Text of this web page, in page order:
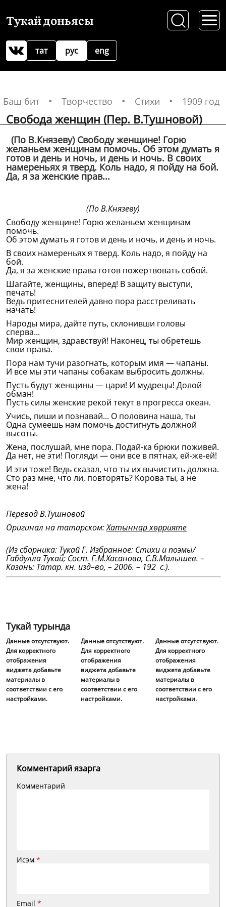
Тукай доньясы
рус
тат eng
Баш бит Творчество Стихи 1909 год
Свобода женщин (Пер. В.Тушновой)
(По В.Князеву) Свободу женщине! Горю
желаньем женщинам помочь. Об этом думать я
готов и день и ночь, и день и ночь. В своих
намереньях я тверд. Коль надо, я пойду на бой.
Да, я за женские прав...
(По В.Князеву)
Свободу женщине! Горю желаньем женщинам
помочь.
Об этом думать я готов и день и ночь, и день и ночь.
В своих намереньях я тверд. Коль надо, я пойду на
бой.
Да, я за женские права готов пожертвовать собой.
Шагайте, женщины, вперед! В защиту выступи,
печать!
Ведь притеснителей давно пора расстреливать
начать!
Народы мира, дайте путь, склонивши головы
сперва...
Мир женщин, здравствуй! Наконец, ты обретешь
свои права.
Пора нам тучи разогнать, которым имя — чапаны.
И все мы эти чапаны собакам выбросить должны.
Пусть будут женщины — цари! И мудрецы! Долой
обман!
Пусть силы женские рекой текут в прогресса океан.
Учись, пиши и познавай... О половина наша, ты
Одна сумеешь нам помочь достигнуть должной
высоты.
Жена, послушай, мне пора. Подай-ка брюки поживей.
Да нет, не эти! Погляди — они все в пятнах, ей-же-ей!
И эти тоже! Ведь сказал, что ты их вычистить должна.
Сто раз мне, что ли, повторять? Корова ты, а не
жена!
Перевод В.Тушновой
Оригинал на татарском:Хатыннар хөррияте
(Из сборника: Тукай Г. Избранное: Стихи и поэмы/
Габдулла Тукай; Сост. Г.М.Хасанова, С.В.Малышев. –
Казань: Татар. кн. изд–во, – 2006. – 192 с.).
Тукай турында
Данные отсутствуют.
Для корректного
отображения
виджета добавьте
материалы в
соответствии с его
настройками.
Данные отсутствуют.
Для корректного
отображения
виджета добавьте
материалы в
соответствии с его
настройками.
Данные отсутствуют.
Для корректного
отображения
виджета добавьте
материалы в
соответствии с его
настройками.
Комментарий язарга
Комментарий
Исэм *
Email *